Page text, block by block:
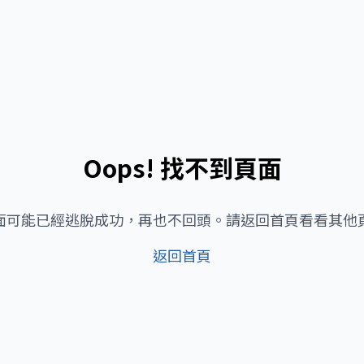
Oops! 找不到頁面
可能已經逃脫成功，再也不回頭。請返回首頁看看其他
返回首頁